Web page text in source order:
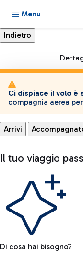
Menu
Ci dispiace il volo è
compagnia aerea
Arrivi
Il tuo viaggio
Di cosa hai bisogno?